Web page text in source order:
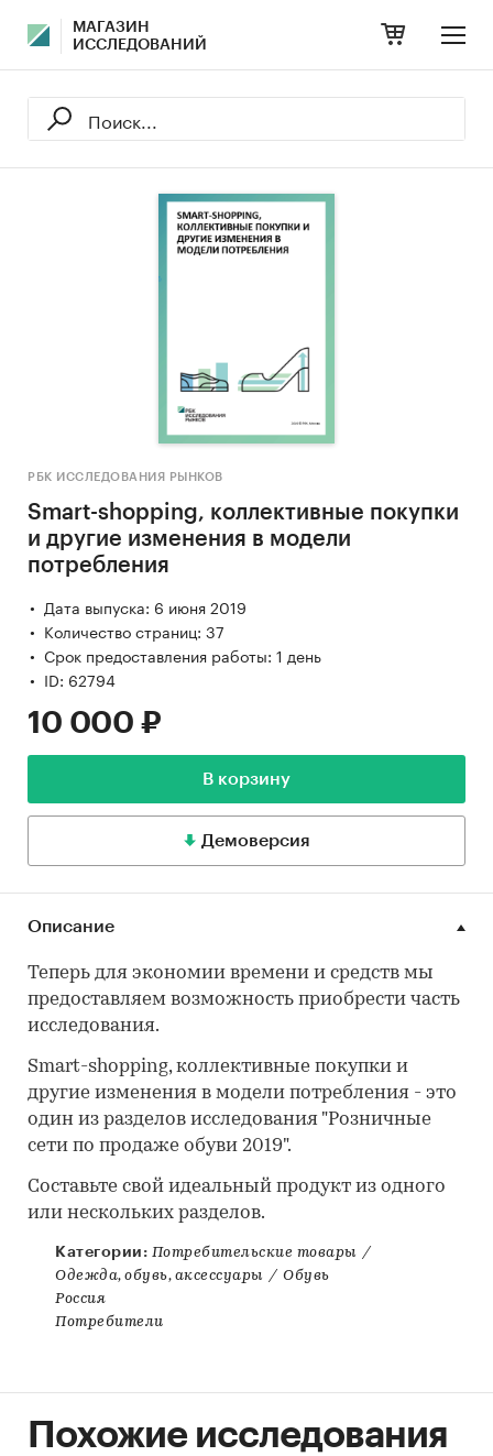
МАГАЗИН
ИССЛЕДОВАНИЙ
РБК ИССЛЕДОВАНИЯ РЫНКОВ
Smart-shopping, коллективные покупки
и другие изменения в модели
потребления
Дата выпуска: 6 июня 2019
Количество страниц: 37
Срок предоставления работы: 1 день
ID: 62794
10 000 ₽
В корзину
Демоверсия
Описание
Теперь для экономии времени и средств мы
предоставляем возможность приобрести часть
исследования.
Smart-shopping, коллективные покупки и
другие изменения в модели потребления - это
один из разделов исследования "Розничные
сети по продаже обуви 2019".
Составьте свой идеальный продукт из одного
или нескольких разделов.
Категории: Потребительские товары /
Одежда, обувь, аксессуары / Обувь
Россия
Потребители
Похожие исследования